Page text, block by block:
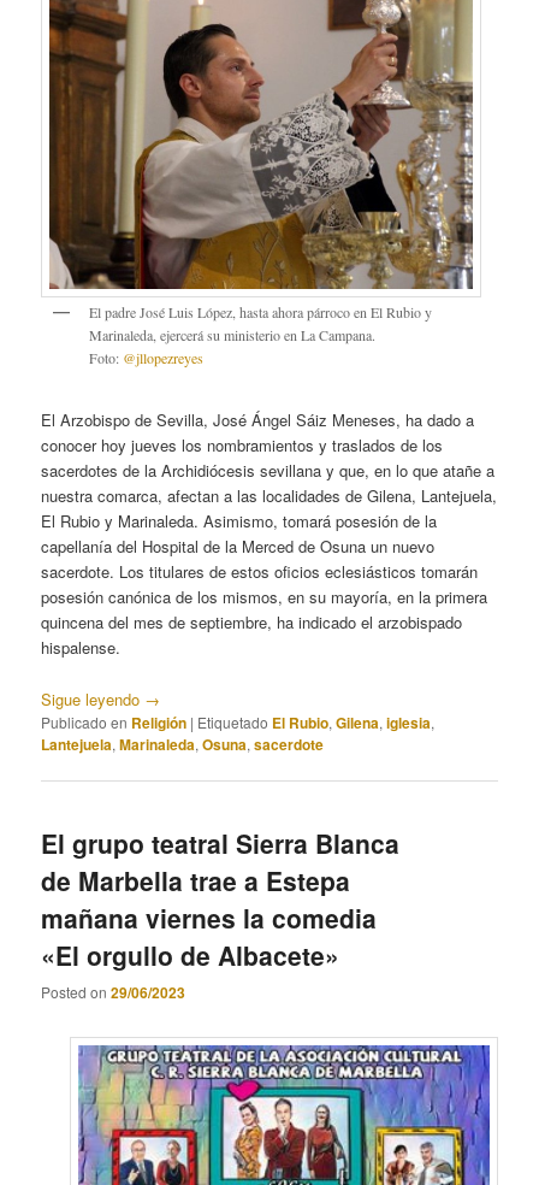
El padre José Luis López, hasta ahora párroco en El Rubio y
Marinaleda, ejercerá su ministerio en La Campana.
Foto: @jllopezreyes
El Arzobispo de Sevilla, José Ángel Sáiz Meneses, ha dado a
conocer hoy jueves los nombramientos y traslados de los
sacerdotes de la Archidiócesis sevillana y que, en lo que atañe a
nuestra comarca, afectan a las localidades de Gilena, Lantejuela,
El Rubio y Marinaleda. Asimismo, tomará posesión de la
capellanía del Hospital de la Merced de Osuna un nuevo
sacerdote. Los titulares de estos oficios eclesiásticos tomarán
posesión canónica de los mismos, en su mayoría, en la primera
quincena del mes de septiembre, ha indicado el arzobispado
hispalense.
Sigue leyendo →
Publicado en Religión | Etiquetado El Rubio,Gilena,iglesia,
Lantejuela,Marinaleda,Osuna,sacerdote
El grupo teatral Sierra Blanca
de Marbella trae a Estepa
mañana viernes la comedia
«El orgullo de Albacete»
Posted on29/06/2023